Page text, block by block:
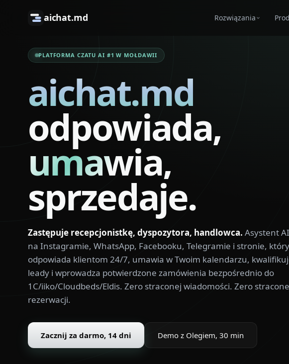
aichat.md Rozwiązania
PLATFORMA CZATU AI #1 W MOŁDAWII
aichat.md
odpowiada,
umawia,
sprzedaje.
Zastępuje recepcjonistkę, dyspozytora, handlowca. Asystent AI
na Instagramie, WhatsApp, Facebooku, Telegramie i stronie, który
odpowiada klientom 24/7, umawia w Twoim kalendarzu,
leady i wprowadza potwierdzone zamówienia bezpośrednio do
1C/iiko/Cloudbeds/Eldis. Zero straconej wiadomości. Zero
rezerwacji.
Zacznij za darmo, 14 dni Demo z Olegiem, 30 min